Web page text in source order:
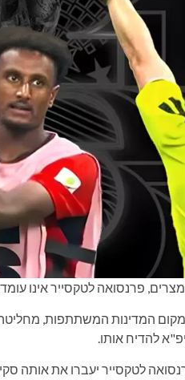
פרנסואה לטקסייר אינו
המדינות המשתתפות, מחליטה
להדיח אותו.
לטקסייר יעברו את אותה